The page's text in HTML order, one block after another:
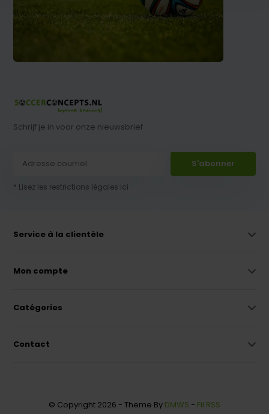
Schrijf je in voor onze nieuwsbrief
S'abonner
* Lisez les restrictions légales ici
Service à la clientèle
Mon compte
Catégories
Contact
© Copyright 2026 - Theme By DMWS - Fil RSS